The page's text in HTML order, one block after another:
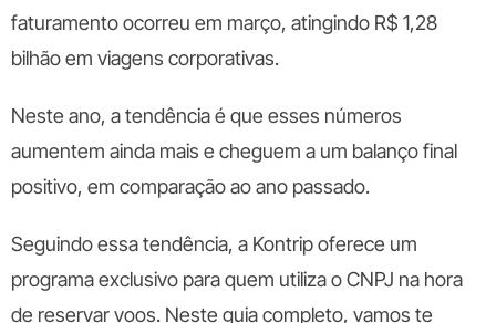
faturamento ocorreu em março, atingindo R$ 1,28
bilhão em viagens corporativas.
Neste ano, a tendência é que esses números
aumentem ainda mais e cheguem a um balanço final
positivo, em comparação ao ano passado.
Seguindo essa tendência, a Kontrip oferece um
programa exclusivo para quem utiliza o CNPJ na hora
de reservar voos. Neste guia completo, vamos te